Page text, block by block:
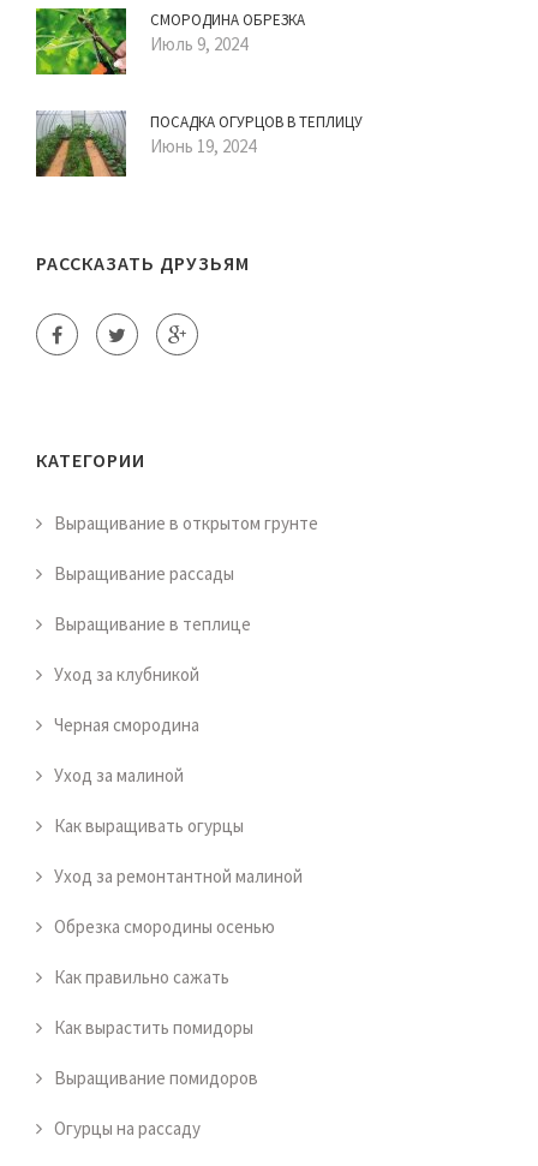
СМОРОДИНА ОБРЕЗКА
Июль 9, 2024
ПОСАДКА ОГУРЦОВ В ТЕПЛИЦУ
Июнь 19, 2024
РАССКАЗАТЬ ДРУЗЬЯМ
КАТЕГОРИИ
Выращивание в открытом грунте
Выращивание рассады
Выращивание в теплице
Уход за клубникой
Черная смородина
Уход за малиной
Как выращивать огурцы
Уход за ремонтантной малиной
Обрезка смородины осенью
Как правильно сажать
Как вырастить помидоры
Выращивание помидоров
Огурцы на рассаду